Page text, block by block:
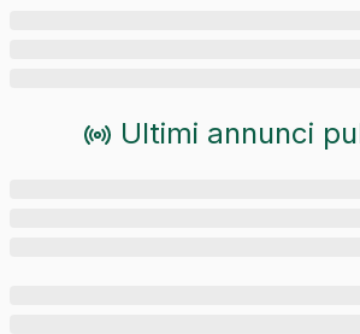
Ultimi annunci